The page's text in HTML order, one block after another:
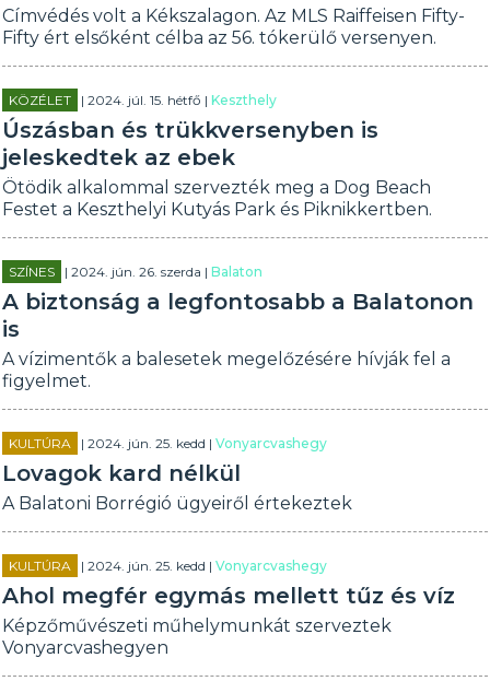
Címvédés volt a Kékszalagon. Az MLS Raiffeisen Fifty-
Fifty ért elsőként célba az 56. tókerülő versenyen.
KÖZÉLET | 2024. júl. 15. hétfő |Keszthely
Úszásban és trükkversenyben is
jeleskedtek az ebek
Ötödik alkalommal szervezték meg a Dog Beach
Festet a Keszthelyi Kutyás Park és Piknikkertben.
SZÍNES | 2024. jún. 26. szerda |Balaton
A biztonság a legfontosabb a Balatonon
is
A vízimentők a balesetek megelőzésére hívják fel a
figyelmet.
KULTÚRA | 2024. jún. 25. kedd |Vonyarcvashegy
Lovagok kard nélkül
A Balatoni Borrégió ügyeiről értekeztek
KULTÚRA | 2024. jún. 25. kedd |Vonyarcvashegy
Ahol megfér egymás mellett tűz és víz
Képzőművészeti műhelymunkát szerveztek
Vonyarcvashegyen